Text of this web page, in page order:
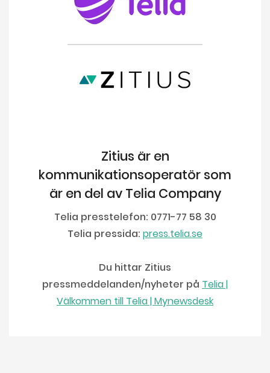
Zitius är en
kommunikationsoperatör som
är en del av Telia Company
Telia presstelefon: 0771-77 58 30
Telia pressida: press.telia.se
Du hittar Zitius
pressmeddelanden/nyheter på Telia |
Välkommen till Telia | Mynewsdesk